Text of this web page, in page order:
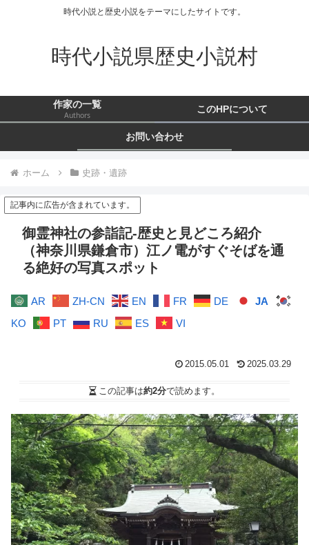
時代小説と歴史小説をテーマにしたサイトです。
時代小説県歴史小説村
作家の一覧
Authors
このHPについて
お問い合わせ
ホーム 史跡・遺跡
記事内に広告が含まれています。
御霊神社の参詣記-歴史と見どころ紹介
（神奈川県鎌倉市）江ノ電がすぐそばを通
る絶好の写真スポット
AR ZH-CN EN FR DE
JA
KO
PT RU ES VI
2015.05.01 2025.03.29
この記事は約2分で読めます。